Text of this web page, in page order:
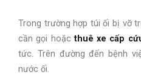
Trong trường hợp túi ối bị vỡ
cần gọi hoặcthuê xe cấp
tức. Trên đường đến bệnh
nước ối.